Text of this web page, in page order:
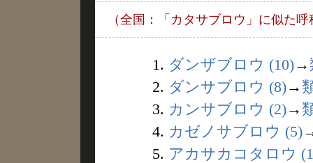
（全国：「カタサブロウ」に似た呼
1. ダンザブロウ (10)→
2. ダンサブロウ (8)→
3. カンサブロウ (2)→
4. カゼノサブロウ (5)
5. アカサカコタロウ